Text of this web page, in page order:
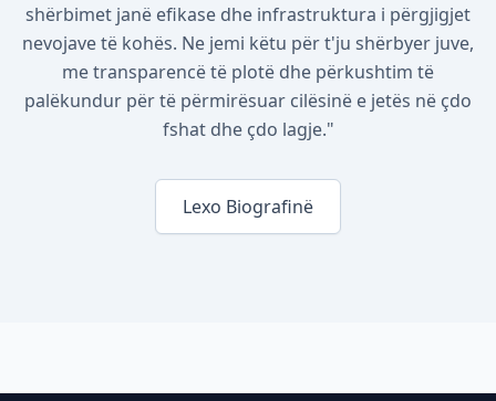
shërbimet janë efikase dhe infrastruktura i përgjigjet
nevojave të kohës. Ne jemi këtu për t'ju shërbyer juve,
me transparencë të plotë dhe përkushtim të
palëkundur për të përmirësuar cilësinë e jetës në çdo
fshat dhe çdo lagje."
Lexo Biografinë